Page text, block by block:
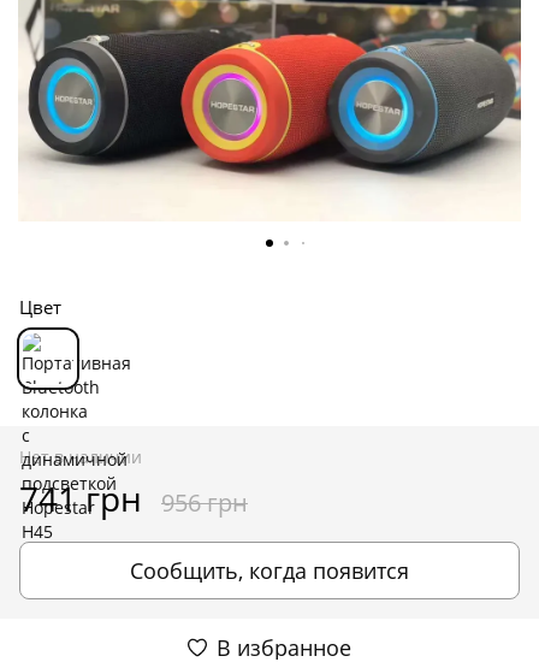
Цвет
Нет в наличии
741 грн 956 грн
Сообщить, когда появится
В избранное